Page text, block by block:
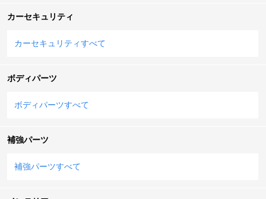
カーセキュリティ
カーセキュリティすべて
ボディパーツ
ボディパーツすべて
補強パーツ
補強パーツすべて